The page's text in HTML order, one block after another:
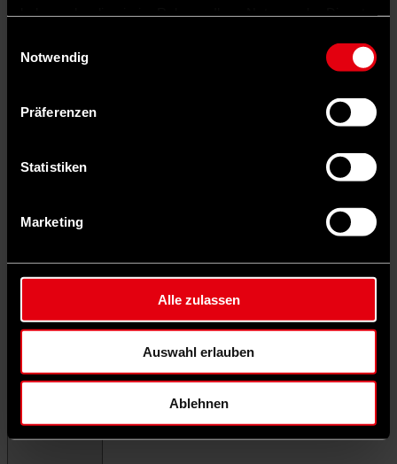
Notwendig
Präferenzen
Statistiken
Marketing
Alle zulassen
Auswahl erlauben
Ablehnen